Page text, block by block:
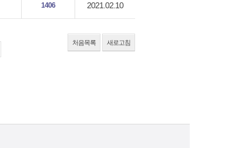
1406 2021.02.10
처음목록 새로고침